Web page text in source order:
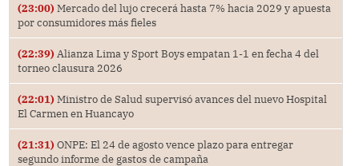
(23:00) Mercado del lujo crecerá hasta 7% hacia 2029 y apuesta
por consumidores más fieles
(22:39) Alianza Lima y Sport Boys empatan 1-1 en fecha 4 del
torneo clausura 2026
(22:01) Ministro de Salud supervisó avances del nuevo Hospital
El Carmen en Huancayo
(21:31) ONPE: El 24 de agosto vence plazo para entregar
segundo informe de gastos de campaña